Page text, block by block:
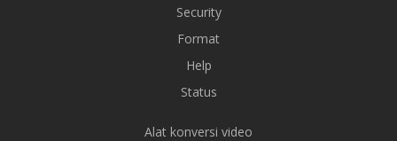
Security
Format
Help
Status
Alat konversi video